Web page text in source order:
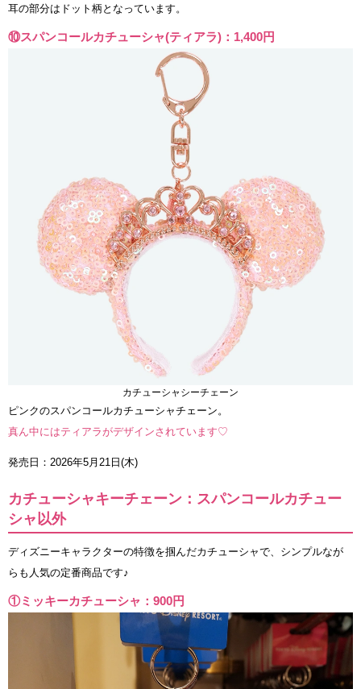
耳の部分はドット柄となっています。
⑩スパンコールカチューシャ(ティアラ)：1,400円
カチューシャシーチェーン
ピンクのスパンコールカチューシャチェーン。
真ん中にはティアラがデザインされています♡
発売日：2026年5月21日(木)
カチューシャキーチェーン：スパンコールカチュー
シャ以外
ディズニーキャラクターの特徴を掴んだカチューシャで、シンプルなが
らも人気の定番商品です♪
①ミッキーカチューシャ：900円